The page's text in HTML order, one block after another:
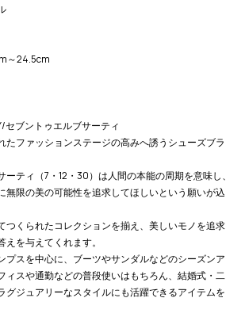
～24.5cm
セブントゥエルブサーティ
たファッションステージの高みへ誘うシューズブラ
ティ（7・12・30）は人間の本能の周期を意味し、
無限の美の可能性を追求してほしいという願いが込
つくられたコレクションを揃え、美しいモノを追求
を与えてくれます。
プスを中心に、ブーツやサンダルなどのシーズンア
ィスや通勤などの普段使いはもちろん、結婚式・二
グジュアリーなスタイルにも活躍できるアイテムを